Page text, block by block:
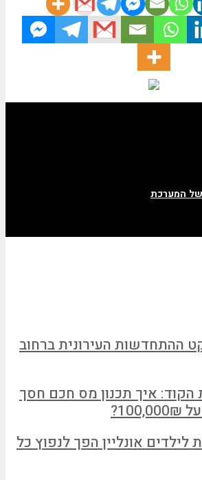
של המערכת
ההתחדשות העירונית ברחוב
איך תכנון מס חכם חסך
לילדים אונליין הפך לנפוץ כל